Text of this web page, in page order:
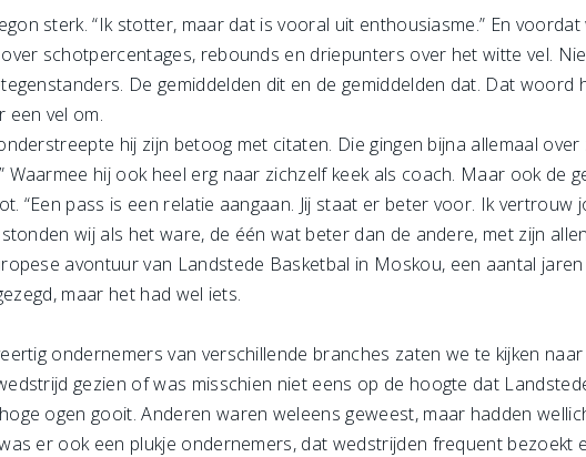
sterk. “Ik stotter, maar dat is vooral uit enthousiasme.” En
schotpercentages, rebounds en driepunters over het witte vel.
De gemiddelden dit en de gemiddelden dat. Dat woord
een vel om.
hij zijn betoog met citaten. Die gingen bijna allemaal over
Waarmee hij ook heel erg naar zichzelf keek als coach. Maar ook de
“Een pass is een relatie aangaan. Jij staat er beter voor. Ik vertrouw
wij als het ware, de één wat beter dan de andere, met zijn
avontuur van Landstede Basketbal in Moskou, een aantal
maar het had wel iets.
ondernemers van verschillende branches zaten we te kijken
gezien of was misschien niet eens op de hoogte dat
ogen gooit. Anderen waren weleens geweest, maar hadden
er ook een plukje ondernemers, dat wedstrijden frequent bezoekt